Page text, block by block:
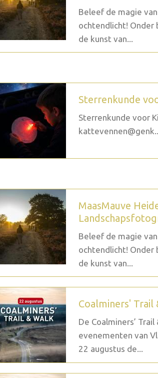
Beleef de magie
ochtendlicht! Onder
de kunst van...
Sterrenkunde
Sterrenkunde voor
kattevennen@genk...
MaasMauve
Beleef de magie
ochtendlicht! Onder
de kunst van...
Coalminers' Trail
De Coalminers’
evenementen van
22 augustus de...